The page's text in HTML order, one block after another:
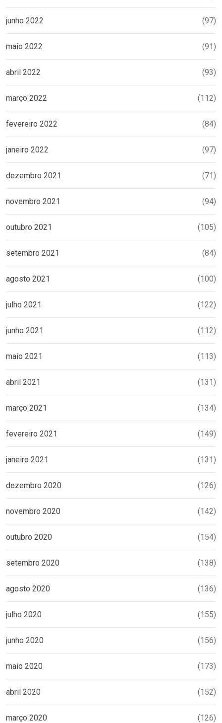
junho 2022 (97)
maio 2022 (91)
abril 2022 (93)
março 2022 (112)
fevereiro 2022 (84)
janeiro 2022 (97)
dezembro 2021 (71)
novembro 2021 (94)
outubro 2021 (105)
setembro 2021 (84)
agosto 2021 (100)
julho 2021 (122)
junho 2021 (112)
maio 2021 (113)
abril 2021 (131)
março 2021 (134)
fevereiro 2021 (149)
janeiro 2021 (131)
dezembro 2020 (126)
novembro 2020 (142)
outubro 2020 (154)
setembro 2020 (138)
agosto 2020 (136)
julho 2020 (155)
junho 2020 (156)
maio 2020 (173)
abril 2020 (152)
março 2020 (126)